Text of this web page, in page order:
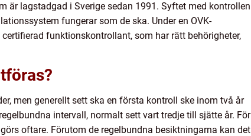
är lagstadgad i Sverige sedan 1991. Syftet med kontrollen
fungerar som de ska. Under en OVK-
funktionskontrollant, som har rätt behörigheter,
men generellt sett ska en första kontroll ske inom två år
intervall, normalt sett vart tredje till sjätte år. För
oftare. Förutom de regelbundna besiktningarna kan det